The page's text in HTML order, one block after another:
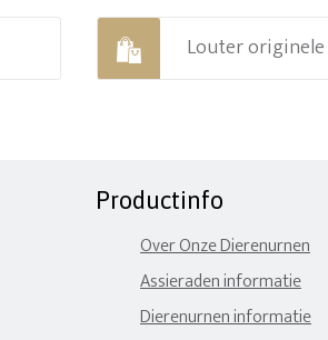
Louter
Productinfo
Over Onze Dierenurnen
Assieraden informatie
Dierenurnen informatie